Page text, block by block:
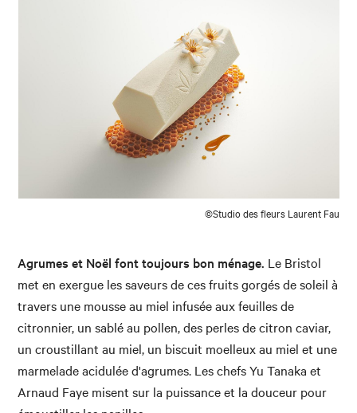
©Studio des fleurs Laurent Fau
Agrumes et Noël font toujours bon ménage. Le Bristol
met en exergue les saveurs de ces fruits gorgés de soleil à
travers une mousse au miel infusée aux feuilles de
citronnier, un sablé au pollen, des perles de citron caviar,
un croustillant au miel, un biscuit moelleux au miel et une
marmelade acidulée d'agrumes. Les chefsYu Tanaka et
Arnaud Faye misent sur la puissance et la douceur pour